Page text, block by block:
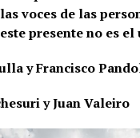
voces de las
presente no es
y Francisco
y Juan Valeiro